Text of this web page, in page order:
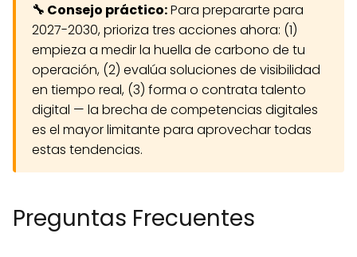
🔧 Consejo práctico:Para prepararte para
2027-2030, prioriza tres acciones ahora: (1)
empieza a medir la huella de carbono de tu
operación, (2) evalúa soluciones de visibilidad
en tiempo real, (3) forma o contrata talento
digital — la brecha de competencias digitales
es el mayor limitante para aprovechar todas
estas tendencias.
Preguntas Frecuentes